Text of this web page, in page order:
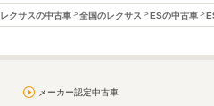
レクサスの中古車 全国のレクサス ESの中古車
メーカー認定中古車